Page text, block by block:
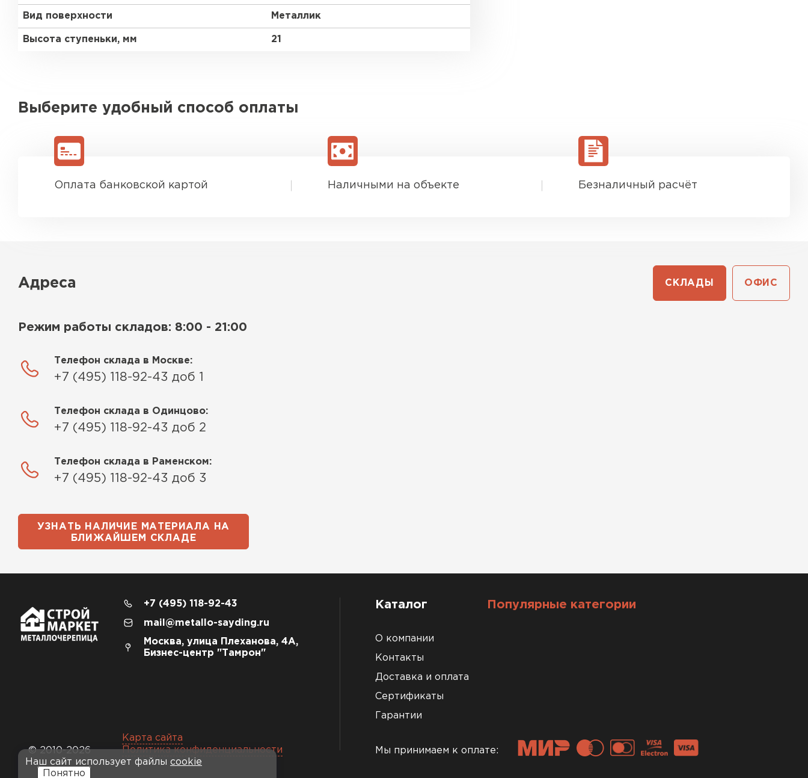
Вид поверхности Металлик
Высота ступеньки, мм 21
Выберите удобный способ оплаты
Оплата банковской картой Наличными на объекте Безналичный расчёт
Адреса СКЛАДЫ ОФИС
Режим работы складов: 8:00 - 21:00
Телефон склада в Москве:
+7 (495) 118-92-43 доб 1
Телефон склада в Одинцово:
+7 (495) 118-92-43 доб 2
Телефон склада в Раменском:
+7 (495) 118-92-43 доб 3
УЗНАТЬ НАЛИЧИЕ МАТЕРИАЛА НА
БЛИЖАЙШЕМ СКЛАДЕ
© 2010-2026
+7 (495) 118-92-43
mail@metallo-sayding.ru
Москва, улица Плеханова, 4А,
Бизнес-центр "Тамрон"
Карта сайта
Политика конфиденциальности
Каталог
О компании
Контакты
Доставка и оплата
Сертификаты
Гарантии
Популярные категории
Мы принимаем к оплате:
Наш сайт использует файлы cookie
Понятно